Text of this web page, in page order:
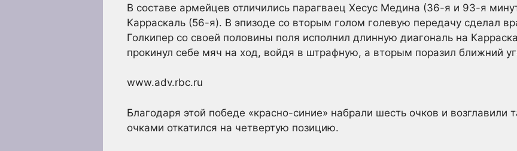
В составе армейцев отличились парагваец Хесус Медина (36-я и 93-я
Карраскаль (56-я). В эпизоде со вторым голом голевую передачу сделал
Голкипер со своей половины поля исполнил длинную диагональ на
прокинул себе мяч на ход, войдя в штрафную, а вторым поразил ближний
www.adv.rbc.ru
Благодаря этой победе «красно-синие» набрали шесть очков и возглавили
очками откатился на четвертую позицию.